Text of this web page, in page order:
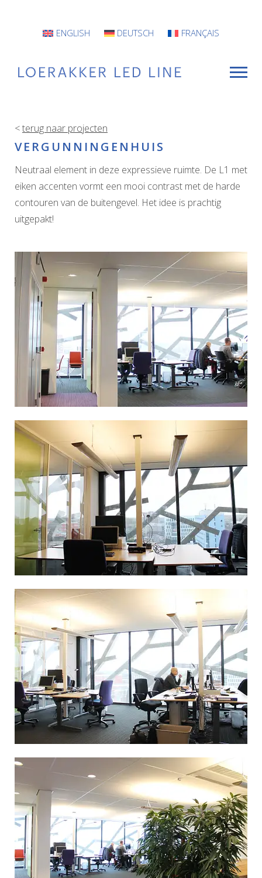
ENGLISH DEUTSCH FRANÇAIS
VOOR WIE
Projecten
INFO
<terug naar projecten
VERGUNNINGENHUIS
Neutraal element in deze expressieve ruimte. De L1 met
eiken accenten vormt een mooi contrast met de harde
contouren van de buitengevel. Het idee is prachtig
uitgepakt!